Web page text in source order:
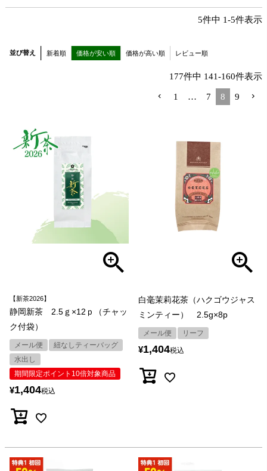
5件中 1-5件表示
並び替え 新着順 価格が安い順 価格が高い順 レビュー順
177件中 141-160件表示
1 … 7 8 9
【新茶2026】
静岡新茶 2.5ｇ×12ｐ（チャッ
ク付袋）
メール便
紐なしティーバッグ
水出し
期間限定ポイント10倍対象商品
¥1,404税込
白毫茉莉花茶（ハクゴウジャス
ミンティー） 2.5g×8p
メール便 リーフ
¥1,404税込